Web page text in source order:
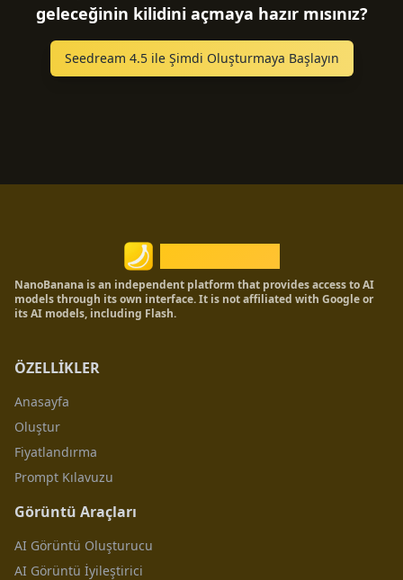
geleceğinin kilidini açmaya hazır mısınız?
Seedream 4.5 ile Şimdi Oluşturmaya Başlayın
NanoBanana is an independent platform that provides access to AI
models through its own interface. It is not affiliated with Google or
its AI models, including Flash.
ÖZELLİKLER
Anasayfa
Oluştur
Fiyatlandırma
Prompt Kılavuzu
Görüntü Araçları
AI Görüntü Oluşturucu
AI Görüntü İyileştirici